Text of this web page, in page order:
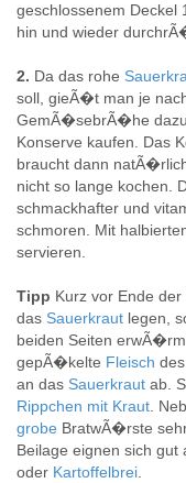
geschlossenem Deckel
hin und wieder
2. Da das rohe
soll, gieÃ�t man je
GemÃ�sebrÃ�he
Konserve kaufen. Das
braucht dann
nicht so lange kochen.
schmackhafter und
schmoren. Mit
servieren.
Tipp Kurz vor Ende
das Sauerkraut legen,
beiden Seiten
gepÃ�kelte Fleisch
an das Sauerkraut ab.
Rippchen mit Kraut .
grobe BratwÃ�rste
Beilage eignen sich gut
oder Kartoffelbrei